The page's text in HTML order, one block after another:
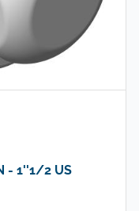
- 1''1/2 US